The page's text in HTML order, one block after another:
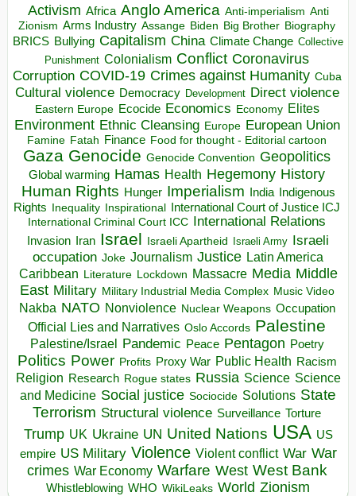
Activism Africa Anglo America Anti-imperialism Anti
Zionism Arms Industry Assange Biden Big Brother Biography
BRICS Bullying Capitalism China Climate Change Collective
Punishment Colonialism Conflict Coronavirus
Corruption COVID-19 Crimes against Humanity Cuba
Cultural violence Democracy Development Direct violence
Eastern Europe Ecocide Economics Economy Elites
Environment Ethnic Cleansing Europe European Union
Famine Fatah Finance Food for thought - Editorial cartoon
Gaza Genocide Genocide Convention Geopolitics
Global warming Hamas Health Hegemony History
Human Rights Hunger Imperialism India Indigenous
Rights
Inequality Inspirational
International Court of Justice ICJ
International Criminal Court ICC International Relations
Invasion Iran Israel Israeli Apartheid Israeli Army Israeli
occupation Joke Journalism Justice Latin America
Caribbean
Literature Lockdown Massacre Media Middle
East Military Military Industrial Media Complex Music Video
Nakba NATO Nonviolence Nuclear Weapons Occupation
Official Lies and Narratives Oslo Accords Palestine
Palestine/Israel Pandemic Peace Pentagon Poetry
Politics Power Profits Proxy War Public Health Racism
Religion Research Rogue states Russia Science Science
and Medicine Social justice Sociocide Solutions State
Terrorism Structural violence Surveillance Torture
Trump UK Ukraine UN United Nations USA US
empire US Military Violence Violent conflict War War
crimes War Economy Warfare West West Bank
Whistleblowing WHO WikiLeaks World Zionism